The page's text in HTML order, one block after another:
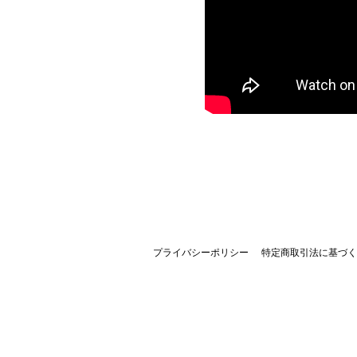
プライバシーポリシー 特定商取引法に基づ